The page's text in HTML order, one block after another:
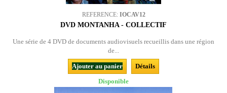
REFERENCE: IOCAV12
DVD MONTANHA - COLLECTIF
Une série de 4 DVD de documents audiovisuels recueillis dans une région
de...
Ajouter au panier
Détails
Disponible